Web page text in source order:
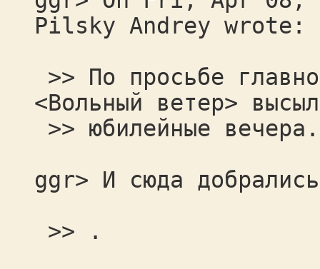
Pilsky Andrey wrote:
>> По просьбе
<Вольный ветер>
>> юбилейные вечера.
ggr> И сюда
>> .